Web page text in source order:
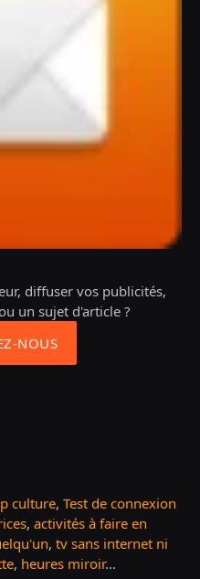
diffuser vos publicités,
un sujet d'article ?
NOUS
culture, Test de connexion
, activités à faire en
, tv sans internet ni
, heures miroir...